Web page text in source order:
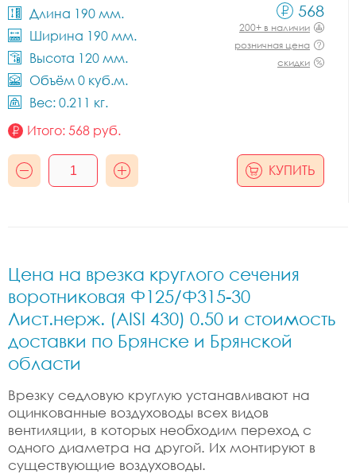
Длина 190 мм.
Ширина 190 мм.
Высота 120 мм.
Объём 0 куб.м.
Вес: 0.211 кг.
568
200+ в наличии
розничная цена
скидки
Итого: 568 руб.
КУПИТЬ
Цена на врезка круглого сечения
воротниковая Ф125/Ф315-30
Лист.нерж. (AISI 430) 0.50 и стоимость
доставки по Брянске и Брянской
области
Врезку седловую круглую устанавливают на
оцинкованные воздуховоды всех видов
вентиляции, в которых необходим переход с
одного диаметра на другой. Их монтируют в
существующие воздуховоды.